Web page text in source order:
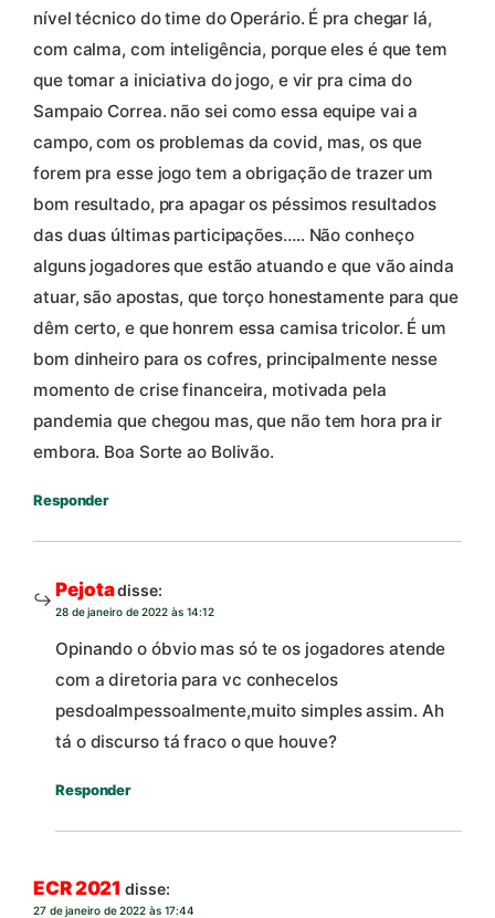
nível técnico do time do Operário. É pra chegar lá,
com calma, com inteligência, porque eles é que tem
que tomar a iniciativa do jogo, e vir pra cima do
Sampaio Correa. não sei como essa equipe vai a
campo, com os problemas da covid, mas, os que
forem pra esse jogo tem a obrigação de trazer um
bom resultado, pra apagar os péssimos resultados
das duas últimas participações….. Não conheço
alguns jogadores que estão atuando e que vão ainda
atuar, são apostas, que torço honestamente para que
dêm certo, e que honrem essa camisa tricolor. É um
bom dinheiro para os cofres, principalmente nesse
momento de crise financeira, motivada pela
pandemia que chegou mas, que não tem hora pra ir
embora. Boa Sorte ao Bolivão.
Responder
Pejotadisse:
28 de janeiro de 2022 às 14:12
Opinando o óbvio mas só te os jogadores atende
com a diretoria para vc conhecelos
pesdoalmpessoalmente,muito simples assim. Ah
tá o discurso tá fraco o que houve?
Responder
ECR 2021 disse:
27 de janeiro de 2022 às 17:44